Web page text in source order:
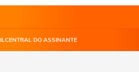
CENTRAL DO ASSINANTE